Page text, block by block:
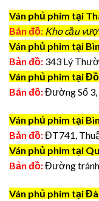
Ván phủ phim tại
Bản đồ: Kho cầu
Ván phủ phim tại
Bản đồ: 343 Lý
Ván phủ phim tại
Bản đồ:Đường Số
Ván phủ phim tại
Bản đồ:ĐT741,
Ván phủ phim tại
Bản đồ:Đường
Ván phủ phim tại